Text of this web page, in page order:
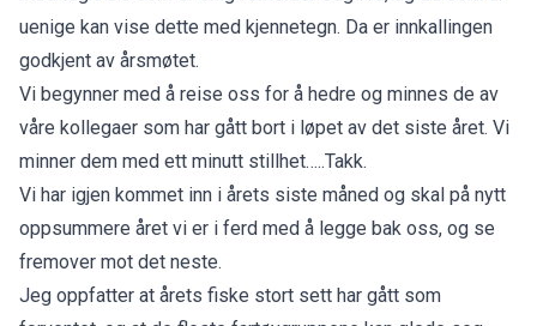
uenige kan vise dette med kjennetegn. Da er innkallingen
godkjent av årsmøtet.
Vi begynner med å reise oss for å hedre og minnes de av
våre kollegaer som har gått bort i løpet av det siste året. Vi
minner dem med ett minutt stillhet…..Takk.
Vi har igjen kommet inn i årets siste måned og skal på nytt
oppsummere året vi er i ferd med å legge bak oss, og se
fremover mot det neste.
Jeg oppfatter at årets fiske stort sett har gått som